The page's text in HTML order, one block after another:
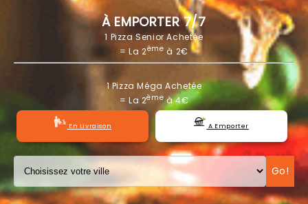
VOTRE COMPTE
NOTRE RESTAURANT
VOS AVIS
MENTIONS LÉGALES
À EMPORTER 7/7
1 Pizza Senior Achetée
= La 2ème à 2€
1 Pizza Méga Achetée
= La 2èmeà 4€
En Livraison A Emporter
Go!